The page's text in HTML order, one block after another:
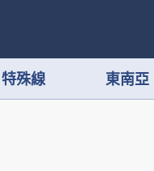
特殊線 東南亞